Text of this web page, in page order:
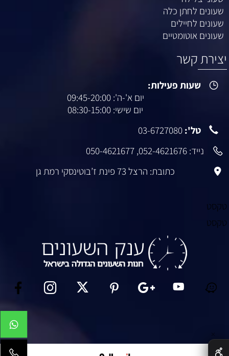
שעונים לחתן כלה
שעונים לחיילים
שעונים אוטומטיים
יצירת קשר
שעות פעילות:
יום א'-ה': 09:45-20:00
יום שישי: 08:30-15:00
טל': 03-6727080
נייד: 052-4621676
,
050-4621677
כתובת: הרצל 73 פינת ז’בוטינסקי רמת גן
טקסט
טקסט